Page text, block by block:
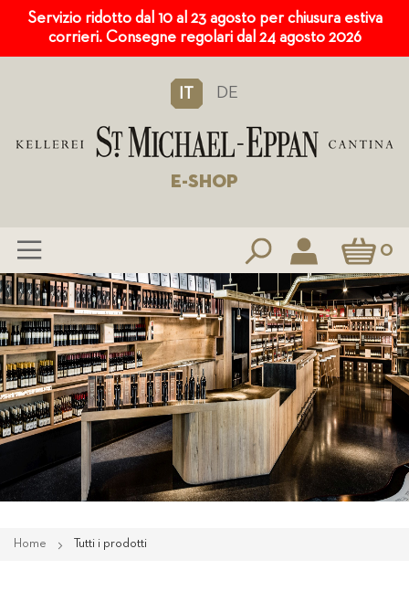
Servizio ridotto dal 10 al 23 agosto per chiusura estiva
corrieri. Consegne regolari dal 24 agosto 2026
IT DE
E-SHOP
Carrello0
Salta
al
contenuto
Home Tutti i prodotti